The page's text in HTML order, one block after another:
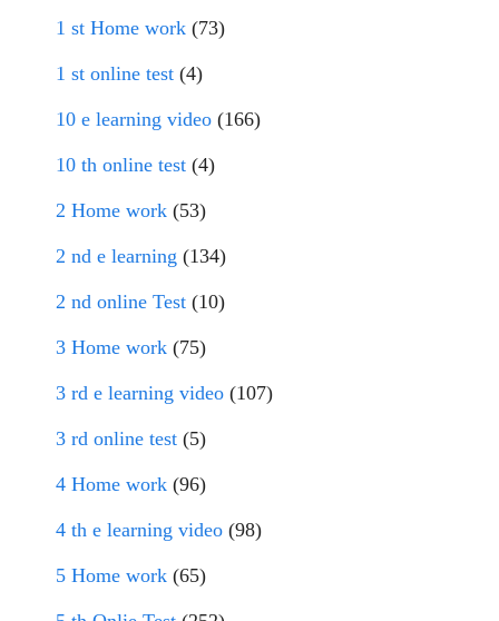
1 st Home work (73)
1 st online test (4)
10 e learning video (166)
10 th online test (4)
2 Home work (53)
2 nd e learning (134)
2 nd online Test (10)
3 Home work (75)
3 rd e learning video (107)
3 rd online test (5)
4 Home work (96)
4 th e learning video (98)
5 Home work (65)